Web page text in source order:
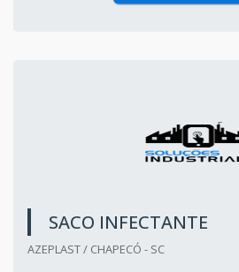
SACO INFECTANTE
AZEPLAST / CHAPECÓ - SC